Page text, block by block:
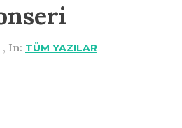
, In: TÜM YAZILAR